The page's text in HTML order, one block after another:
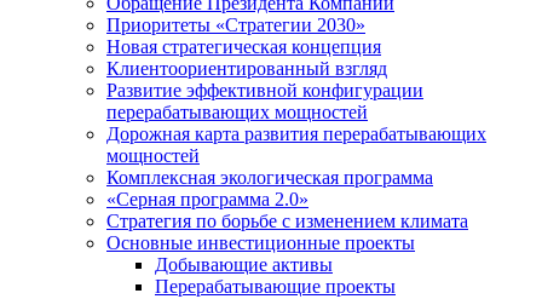
Приоритеты «Стратегии 2030»
Новая стратегическая концепция
Клиентоориентированный взгляд
Развитие эффективной конфигурации
перерабатывающих мощностей
Дорожная карта развития перерабатывающих
мощностей
Комплексная экологическая программа
«Серная программа 2.0»
Стратегия по борьбе с изменением климата
Основные инвестиционные проекты
Добывающие активы
Перерабатывающие проекты